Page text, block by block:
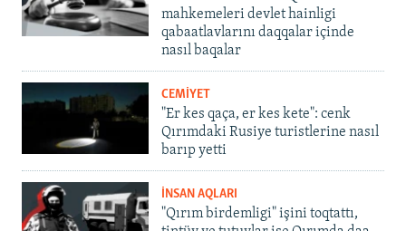
mahkemeleri devlet hainligi
qabaatlavlarını daqqalar içinde
nasıl baqalar
CEMİYET
"Er kes qaça, er kes kete": cenk
Qırımdaki Rusiye turistlerine nasıl
barıp yetti
İNSAN AQLARI
"Qırım birdemligi" işini toqtattı,